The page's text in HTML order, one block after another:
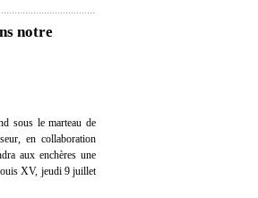
notre
sous le marteau de
en collaboration
aux enchères une
XV, jeudi 9 juillet